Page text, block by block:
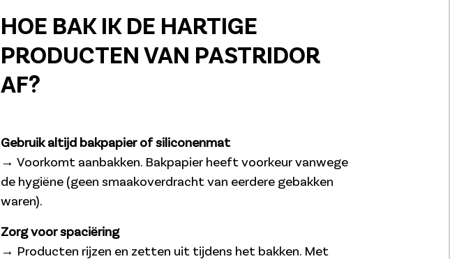
HOE BAK IK DE HARTIGE
PRODUCTEN VAN PASTRIDOR
AF?
Gebruik altijd bakpapier of siliconenmat
→ Voorkomt aanbakken. Bakpapier heeft voorkeur vanwege
de hygiëne (geen smaakoverdracht van eerdere gebakken
waren).
Zorg voor spaciëring
→ Producten rijzen en zetten uit tijdens het bakken. Met